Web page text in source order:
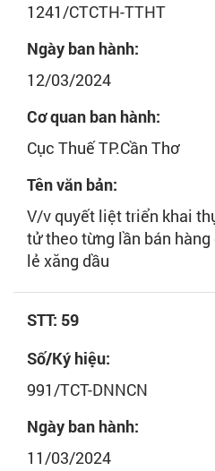
1241/CTCTH-TTHT
Ngày ban hành:
12/03/2024
Cơ quan ban hành:
Cục Thuế TP.Cần Thơ
Tên văn bản:
V/v quyết liệt triển khai
tử theo từng lần bán
lẻ xăng dầu
STT: 59
Số/Ký hiệu:
991/TCT-DNNCN
Ngày ban hành:
11/03/2024